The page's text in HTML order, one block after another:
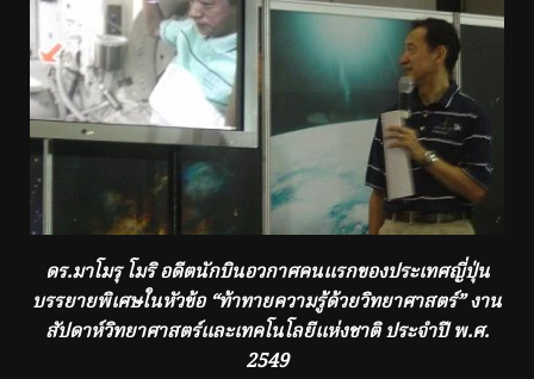
ดร.มาโมรุ โมริ อดีตนักบินอวกาศคนแรกของประเทศญี่ปุ่น
บรรยายพิเศษในหัวข้อ “ท้าทายความรู้ด้วยวิทยาศาสตร์”งาน
สัปดาห์วิทยาศาสตร์และเทคโนโลยีแห่งชาติ ประจำปี พ.ศ.
2549